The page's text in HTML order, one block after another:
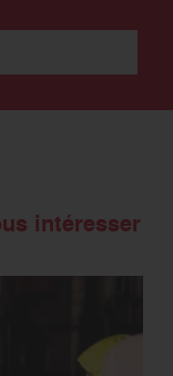
intéresser